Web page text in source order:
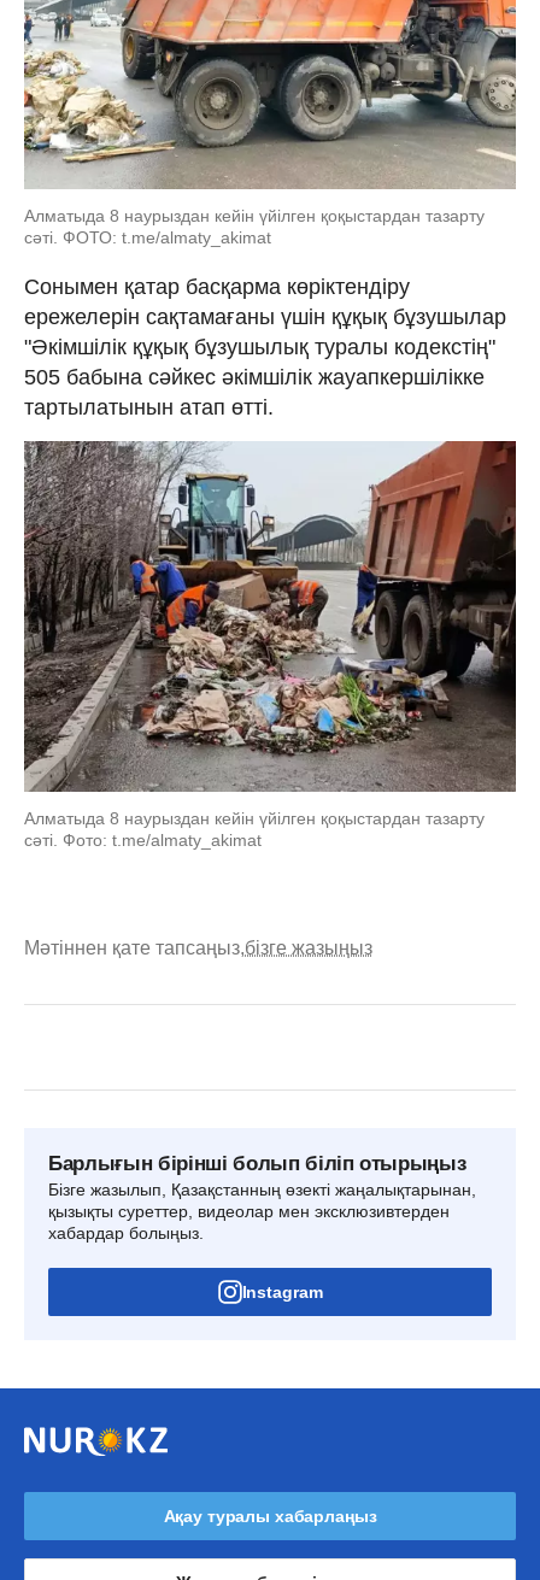
Алматыда 8 наурыздан кейін үйілген қоқыстардан тазарту
сәті. ФОТО: t.me/almaty_akimat
Сонымен қатар басқарма көріктендіру
ережелерін сақтамағаны үшін құқық бұзушылар
"Әкімшілік құқық бұзушылық туралы кодекстің"
505 бабына сәйкес әкімшілік жауапкершілікке
тартылатынын атап өтті.
Алматыда 8 наурыздан кейін үйілген қоқыстардан тазарту
сәті. Фото: t.me/almaty_akimat
Мәтіннен қате тапсаңыз,бізге жазыңыз
Барлығын бірінші болып біліп отырыңыз
Бізге жазылып, Қазақстанның өзекті жаңалықтарынан,
қызықты суреттер, видеолар мен эксклюзивтерден
хабардар болыңыз.
Instagram
Ақау туралы хабарлаңыз